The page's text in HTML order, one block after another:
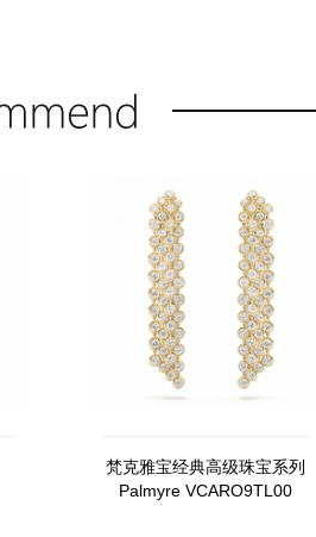
梵克雅宝经典高级珠宝系列
Palmyre VCARO9TL00